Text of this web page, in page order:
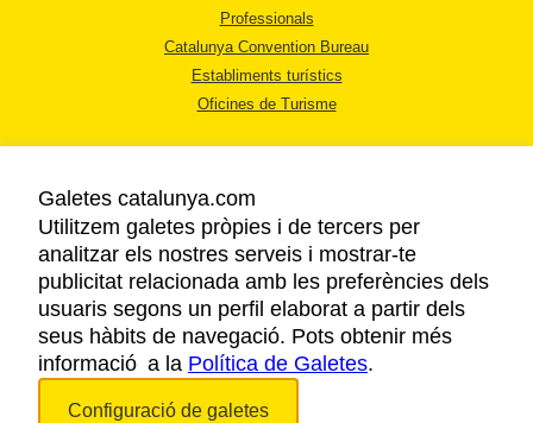
Professionals
Catalunya Convention Bureau
Establiments turístics
Oficines de Turisme
AVÍS LEGAL
POLÍTICA DE PRIVACITAT
COOKIES
ACCESSIBILITAT
Galetes catalunya.com
Utilitzem galetes pròpies i de tercers per
analitzar els nostres serveis i mostrar-te
publicitat relacionada amb les preferències dels
usuaris segons un perfil elaborat a partir dels
seus hàbits de navegació. Pots obtenir més
informació a la Política de Galetes.
Configuració de galetes